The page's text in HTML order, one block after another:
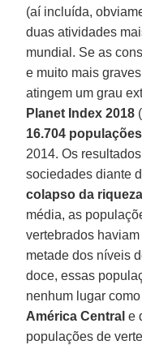
(aí incluída,
duas atividades
mundial. Se as
e muito mais
atingem um grau
Planet Index 2018
16.704
2014. Os
sociedades diante
colapso da
média, as
vertebrados
metade dos níveis
doce, essas
nenhum lugar
América Central e
populações de